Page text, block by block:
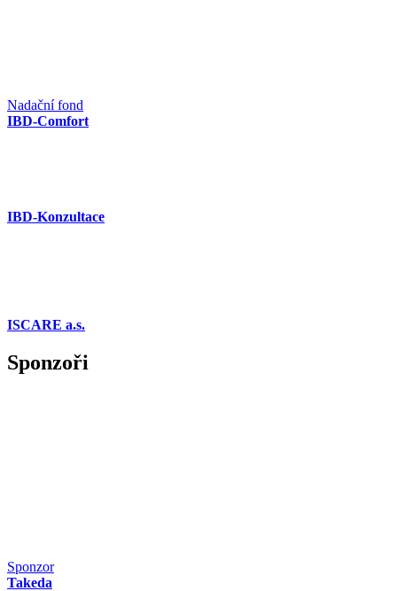
Nadační fond
IBD-Comfort
IBD-Konzultace
ISCARE a.s.
Sponzoři
Sponzor
Takeda